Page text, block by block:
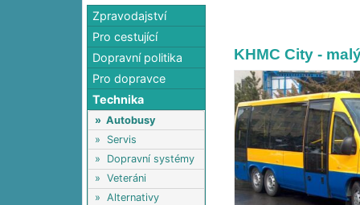
Zpravodajství
Pro cestující
Dopravní politika
Pro dopravce
Technika
» Autobusy
» Servis
» Dopravní systémy
» Veteráni
» Alternativy
KHMC City -